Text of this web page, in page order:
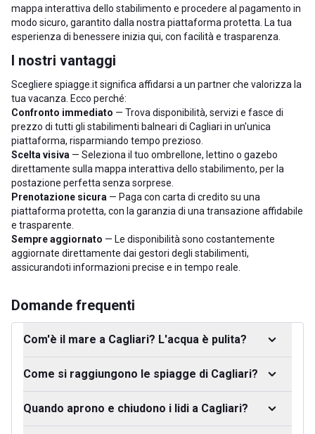
mappa interattiva dello stabilimento e procedere al pagamento in
modo sicuro, garantito dalla nostra piattaforma protetta. La tua
esperienza di benessere inizia qui, con facilità e trasparenza.
I nostri vantaggi
Scegliere spiagge.it significa affidarsi a un partner che valorizza la
tua vacanza. Ecco perché:
Confronto immediato — Trova disponibilità, servizi e fasce di
prezzo di tutti gli stabilimenti balneari di Cagliari in un'unica
piattaforma, risparmiando tempo prezioso.
Scelta visiva — Seleziona il tuo ombrellone, lettino o gazebo
direttamente sulla mappa interattiva dello stabilimento, per la
postazione perfetta senza sorprese.
Prenotazione sicura — Paga con carta di credito su una
piattaforma protetta, con la garanzia di una transazione affidabile
e trasparente.
Sempre aggiornato — Le disponibilità sono costantemente
aggiornate direttamente dai gestori degli stabilimenti,
assicurandoti informazioni precise e in tempo reale.
Domande frequenti
Com'è il mare a Cagliari? L'acqua è pulita?
Come si raggiungono le spiagge di Cagliari?
Quando aprono e chiudono i lidi a Cagliari?